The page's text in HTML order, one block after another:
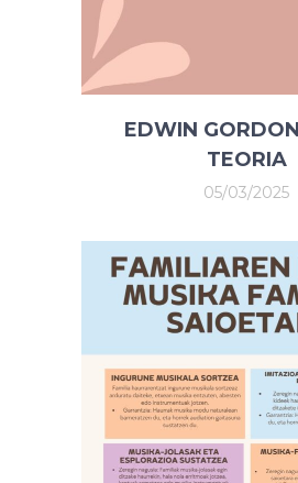
EDWIN
TEORIA
05/03/2025